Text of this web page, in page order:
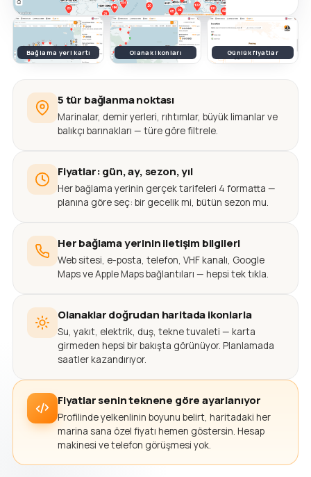
Bağlama yeri kartı Olanak ikonları Günlük fiyatlar
5 tür bağlanma noktası
Marinalar, demir yerleri, rıhtımlar, büyük limanlar ve
balıkçı barınakları — türe göre filtrele.
Fiyatlar: gün, ay, sezon, yıl
Her bağlama yerinin gerçek tarifeleri 4 formatta —
planına göre seç: bir gecelik mi, bütün sezon mu.
Her bağlama yerinin iletişim bilgileri
Web sitesi, e-posta, telefon, VHF kanalı, Google
Maps ve Apple Maps bağlantıları — hepsi tek tıkla.
Olanaklar doğrudan haritada ikonlarla
Su, yakıt, elektrik, duş, tekne tuvaleti — karta
girmeden hepsi bir bakışta görünüyor. Planlamada
saatler kazandırıyor.
Fiyatlar senin teknene göre ayarlanıyor
Profilinde yelkenlinin boyunu belirt, haritadaki her
marina sana özel fiyatı hemen göstersin. Hesap
makinesi ve telefon görüşmesi yok.